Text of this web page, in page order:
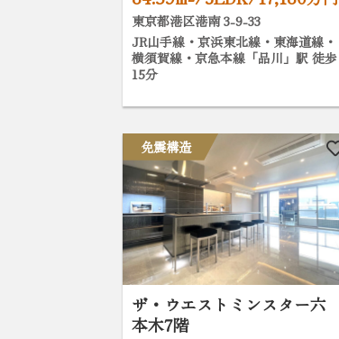
東京都港区港南 3-9-33
JR山手線・京浜東北線・東海道線・
横須賀線・京急本線「品川」駅 徒歩
15分
免震構造
ザ・ウエストミンスター六
本木7階